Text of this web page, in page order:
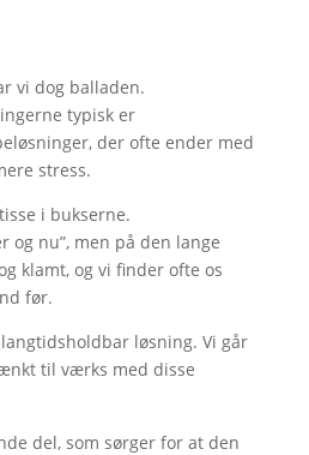
vi dog balladen.
typisk er
der ofte ender med
stress.
i bukserne.
og nu”, men på den lange
klamt, og vi finder ofte os
før.
løsning. Vi går
til værks med disse
del, som sørger for at den